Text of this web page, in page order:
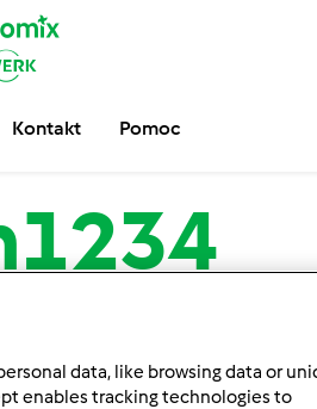
Kontakt Pomoc
data, like browsing data or
enables tracking technologies to